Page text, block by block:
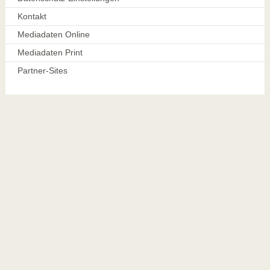
Kontakt
Mediadaten Online
Mediadaten Print
Partner-Sites